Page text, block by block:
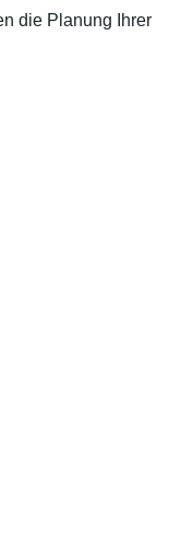
die Planung Ihrer